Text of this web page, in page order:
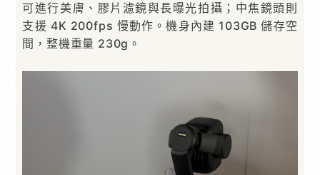
可進行美膚、膠片濾鏡與長曝光拍攝；中焦鏡頭則
支援 4K 200fps 慢動作。機身內建 103GB 儲存空
間，整機重量 230g。